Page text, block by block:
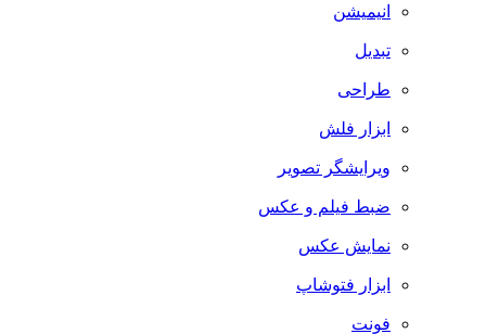
انیمیشن
تبدیل
طراحی
ابزار فلش
ویرایشگر تصویر
ضبط فيلم و عكس
نمایش عکس
ابزار فتوشاپ
فونت